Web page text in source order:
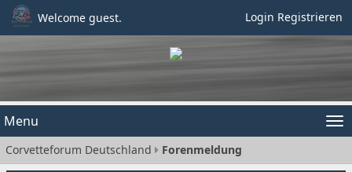
Welcome guest. Login Registrieren
Menu
Corvetteforum Deutschland Forenmeldung